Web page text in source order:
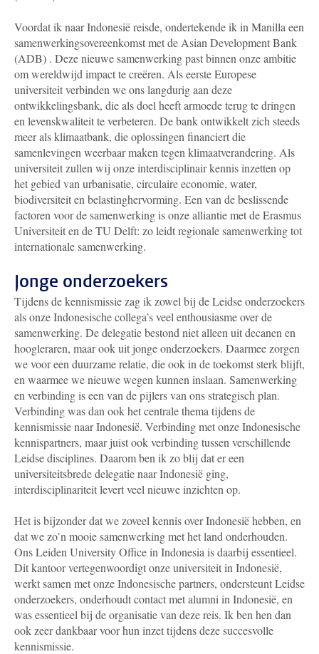
Voordat ik naar Indonesië reisde, ondertekende ik in Manilla een
samenwerkingsovereenkomst met de Asian Development Bank
(ADB) . Deze nieuwe samenwerking past binnen onze ambitie
om wereldwijd impact te creëren. Als eerste Europese
universiteit verbinden we ons langdurig aan deze
ontwikkelingsbank, die als doel heeft armoede terug te dringen
en levenskwaliteit te verbeteren. De bank ontwikkelt zich steeds
meer als klimaatbank, die oplossingen financiert die
samenlevingen weerbaar maken tegen klimaatverandering. Als
universiteit zullen wij onze interdisciplinair kennis inzetten op
het gebied van urbanisatie, circulaire economie, water,
biodiversiteit en belastinghervorming. Een van de beslissende
factoren voor de samenwerking is onze alliantie met de Erasmus
Universiteit en de TU Delft: zo leidt regionale samenwerking tot
internationale samenwerking.
Jonge onderzoekers
Tijdens de kennismissie zag ik zowel bij de Leidse onderzoekers
als onze Indonesische collega’s veel enthousiasme over de
samenwerking. De delegatie bestond niet alleen uit decanen en
hoogleraren, maar ook uit jonge onderzoekers. Daarmee zorgen
we voor een duurzame relatie, die ook in de toekomst sterk blijft,
en waarmee we nieuwe wegen kunnen inslaan. Samenwerking
en verbinding is een van de pijlers van ons strategisch plan.
Verbinding was dan ook het centrale thema tijdens de
kennismissie naar Indonesië. Verbinding met onze Indonesische
kennispartners, maar juist ook verbinding tussen verschillende
Leidse disciplines. Daarom ben ik zo blij dat er een
universiteitsbrede delegatie naar Indonesië ging,
interdisciplinariteit levert veel nieuwe inzichten op.
Het is bijzonder dat we zoveel kennis over Indonesië hebben, en
dat we zo’n mooie samenwerking met het land onderhouden.
Ons Leiden University Office in Indonesia is daarbij essentieel.
Dit kantoor vertegenwoordigt onze universiteit in Indonesië,
werkt samen met onze Indonesische partners, ondersteunt Leidse
onderzoekers, onderhoudt contact met alumni in Indonesië, en
was essentieel bij de organisatie van deze reis. Ik ben hen dan
ook zeer dankbaar voor hun inzet tijdens deze succesvolle
kennismissie.